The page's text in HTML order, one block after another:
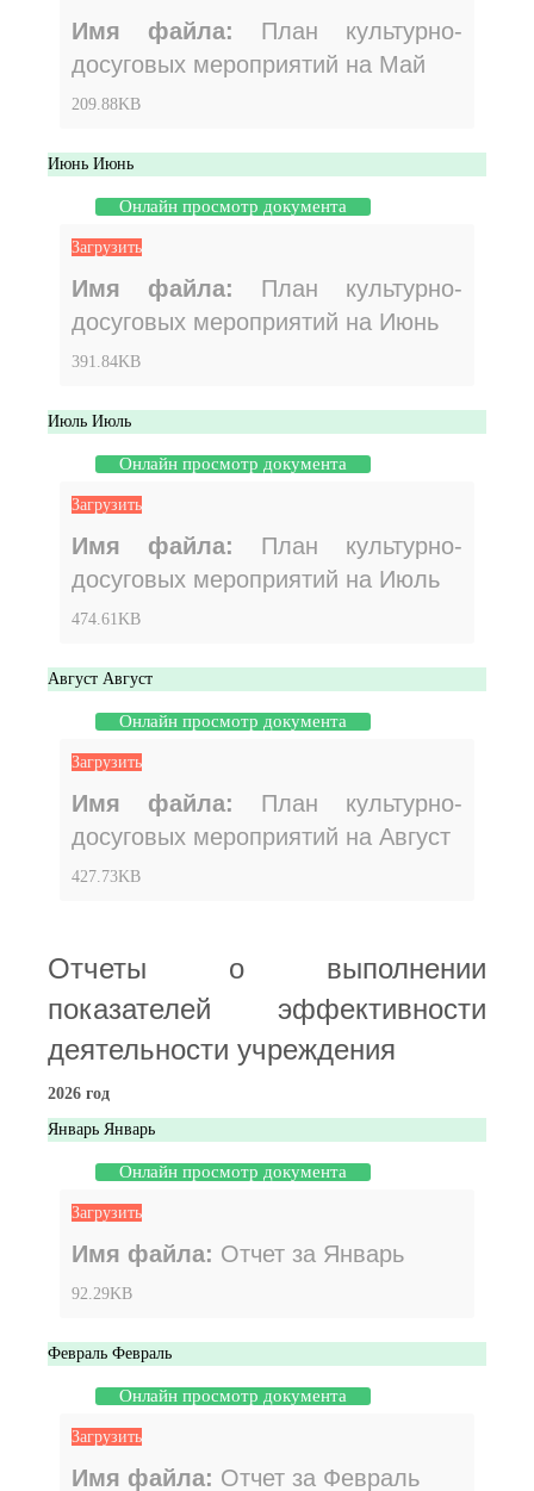
Имя файла: План культурно-
досуговых мероприятий на Май
209.88KB
Июнь Июнь
Онлайн просмотр документа
Загрузить
Имя файла: План культурно-
досуговых мероприятий на Июнь
391.84KB
Июль Июль
Онлайн просмотр документа
Загрузить
Имя файла: План культурно-
досуговых мероприятий на Июль
474.61KB
Август Август
Онлайн просмотр документа
Загрузить
Имя файла: План культурно-
досуговых мероприятий на Август
427.73KB
Отчеты о выполнении
показателей эффективности
деятельности учреждения
2026 год
Январь Январь
Онлайн просмотр документа
Загрузить
Имя файла: Отчет за Январь
92.29KB
Февраль Февраль
Онлайн просмотр документа
Загрузить
Имя файла: Отчет за Февраль